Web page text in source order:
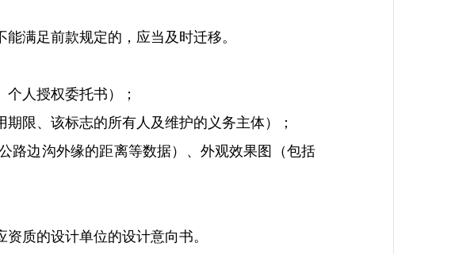
满足前款规定的，应当及时迁移。
人授权委托书）；
限、该标志的所有人及维护的义务主体）；
边沟外缘的距离等数据）、外观效果图（包括
质的设计单位的设计意向书。